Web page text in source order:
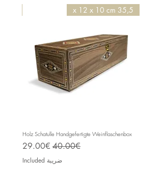
35,5 x 12 x 10 cm
Holz Schatulle Handgefertigte Weinflaschenbox
Regular Price
40.00€
Sale Price
29.00€
ضريبة Included